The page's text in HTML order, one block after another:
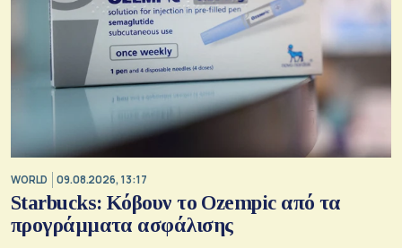
WORLD 09.08.2026, 13:17
Starbucks: Κόβουν το Ozempic από τα
προγράμματα ασφάλισης